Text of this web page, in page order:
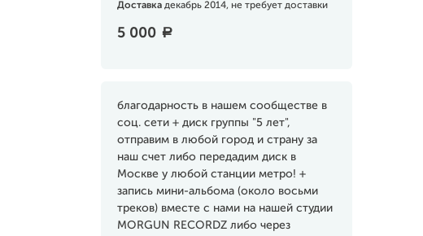
Доставка декабрь 2014, не требует доставки
5 000 a
благодарность в нашем сообществе в
соц. сети + диск группы "5 лет",
отправим в любой город и страну за
наш счет либо передадим диск в
Москве у любой станции метро! +
запись мини-альбома (около восьми
треков) вместе с нами на нашей студии
MORGUN RECORDZ либо через